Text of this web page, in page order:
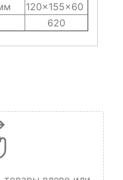
120x155x60
620